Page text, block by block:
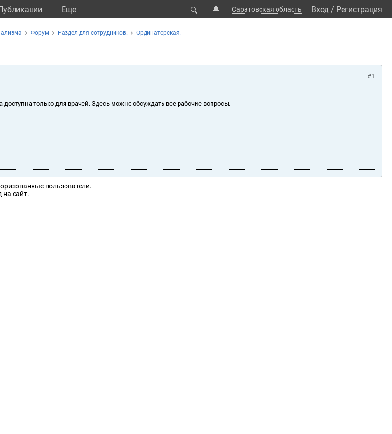
Eще 🔍 🔔 Саратовская область Вход / Регистрация
Форум Раздел для сотрудников. Ординаторская.
#1
доступна только для врачей. Здесь можно обсуждать все рабочие вопросы.
пользователи.
на сайт.